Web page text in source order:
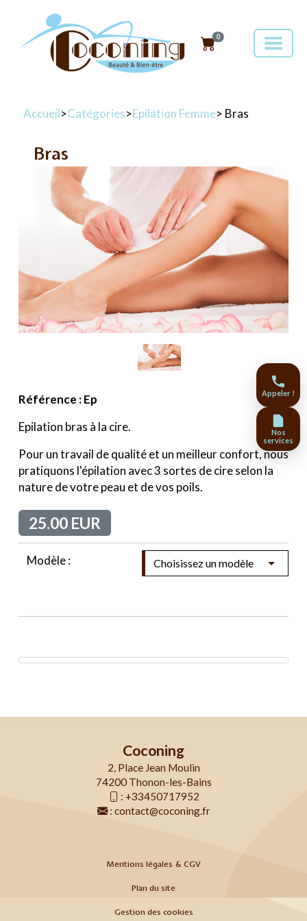
0
Accueil>Catégories>Epilation Femme> Bras
Bras
Référence : Ep
Epilation bras à la cire.
Pour un travail de qualité et un meilleur confort, nous
pratiquons l'épilation avec 3 sortes de cire selon la
nature de votre peau et de vos poils.
25.00 EUR
Modèle :
Coconing
2, Place Jean Moulin
74200 Thonon-les-Bains
: +33450717952
: contact@coconing.fr
Mentions légales & CGV
Plan du site
Gestion des cookies
Appeler !
Nos
services